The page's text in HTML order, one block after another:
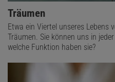
Träumen
Etwa ein Viertel unseres Lebens
Träumen. Sie können uns in
welche Funktion haben sie?